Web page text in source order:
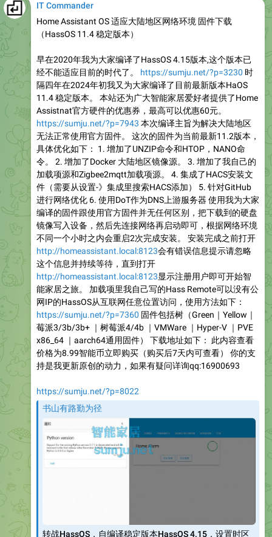
IT Commander
Home Assistant OS 适应大陆地区网络环境 固件下载
（HassOS 11.4 稳定版本）
早在2020年我为大家编译了HassOS 4.15版本,这个版本已
经不能适应目前的时代了。 https://sumju.net/?p=3230 时
隔四年在2024年初我又为大家编译了目前最新版本HaOS
11.4 稳定版本。 本站还为广大智能家居爱好者提供了Home
Assistnat官方硬件的优惠券，最高可以优惠60元。
https://sumju.net/?p=7943 本次编译主旨为解决大陆地区
无法正常使用官方固件。 这次的固件为当前最新11.2版本，
具体优化如下： 1. 增加了UNZIP命令和HTOP，NANO命
令。 2. 增加了Docker 大陆地区镜像源。 3. 增加了我自己的
加载项源和Zigbee2mqtt加载项源。 4. 集成了HACS安装文
件（需要从设置-》集成里搜索HACS添加） 5. 针对GitHub
进行网络优化 6. 使用DoT作为DNS上游服务器 使用我为大家
编译的固件跟使用官方固件并无任何区别，把下载到的硬盘
镜像写入设备，然后先连接网络再启动即可，根据网络环境
不同一个小时之内会重启2次完成安装。 安装完成之前打开
http://homeassistant.local:8123会有错误信息提示请忽略
这个信息并持续等待，直到打开
http://homeassistant.local:8123显示注册用户即可开始智
能家居之旅。 加载项里我自己写的Hass Remote可以没有公
网IP的HassOS从互联网任意位置访问，使用方法如下：
https://sumju.net/?p=7360 固件包括树（Green｜Yellow｜
莓派3/3b/3b+ ｜树莓派4/4b ｜VMWare ｜Hyper-V ｜PVE
x86_64 ｜aarch64通用固件） 下载地址如下： 此内容查看
价格为8.99智能币立即购买（购买后7天内可查看） 你的支
持是我更新原创的动力，如果有疑问详询qq:16900693
https://sumju.net/?p=8022
书山有路勤为径
转战HassOS，自编译稳定版本HassOS 4.15，设置时区